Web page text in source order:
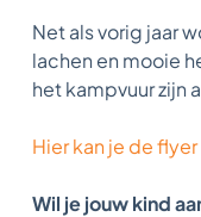
Net als vorig jaar
lachen en mooie
het kampvuur zijn
Hier kan je de
Wil je jouw kind